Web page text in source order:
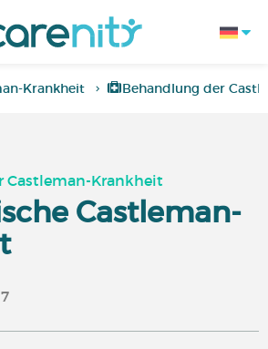
Krankheit Behandlung der
Castleman-Krankheit
Castleman-